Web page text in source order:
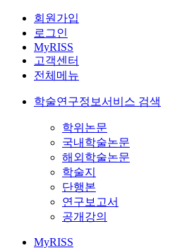
회원가입
로그인
MyRISS
고객센터
전체메뉴
학술연구정보서비스 검색
학위논문
국내학술논문
해외학술논문
학술지
단행본
연구보고서
공개강의
MyRISS